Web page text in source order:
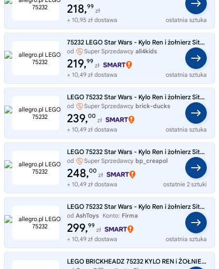
218,99
zł
+ 10,95 zł dostawa
ostatnia sztuka
75232 LEGO Star Wars - Kylo Ren i żołnierz Sithów ZESTAW KOLEKCJONERSKI
od Super Sprzedawcy all4kids
219,99
zł
+ 10,49 zł dostawa
ostatnia sztuka
LEGO 75232 Star Wars - Kylo Ren i żołnierz Sithów
od Super Sprzedawcy brick-ducks
239,00
zł
+ 10,49 zł dostawa
ostatnia sztuka
LEGO 75232 Star Wars - Kylo Ren i żołnierz Sithów
od Super Sprzedawcy bp_creapol
248,00
zł
+ 10,49 zł dostawa
ostatnie 2 sztuki
LEGO 75232 Star Wars - Kylo Ren i żołnierz Sithów
od AshToys Konto: Firma
299,99
zł
+ 10,49 zł dostawa
ostatnia sztuka
LEGO BRICKHEADZ 75232 KYLO REN i ŻOŁNIERZ SITHÓW